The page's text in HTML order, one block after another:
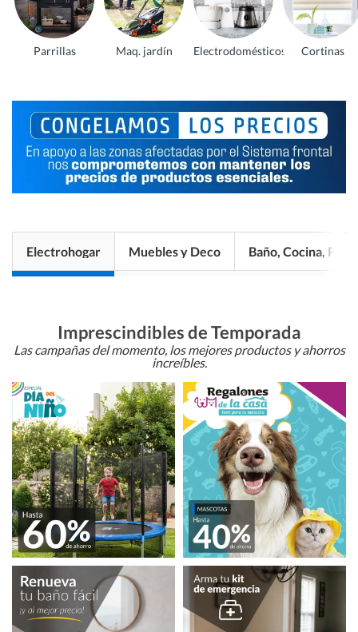
Parrillas Maq. jardín Electrodomésticos Cortinas
Electrohogar Muebles y Deco Baño, Cocina, Pisos
Imprescindibles de Temporada
Las campañas del momento, los mejores productos y ahorros
increíbles.